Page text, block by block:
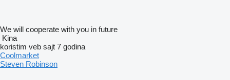
We will cooperate with you in future
Kina
koristim veb sajt 7 godina
Coolmarket
Steven Robinson